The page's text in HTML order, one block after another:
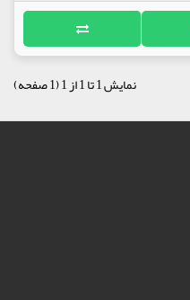
نمایش 1 تا 1 از 1 (1 صفحه)